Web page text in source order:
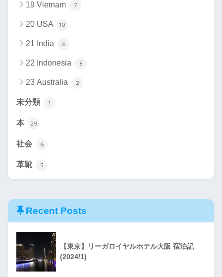
19 Vietnam 7
20 USA 10
21 India 6
22 Indonesia 8
23 Australia 2
未分類 1
本 29
社会 6
革靴 5
Recent Posts
【東京】リーガロイヤルホテル大阪 宿泊記
(2024/1)